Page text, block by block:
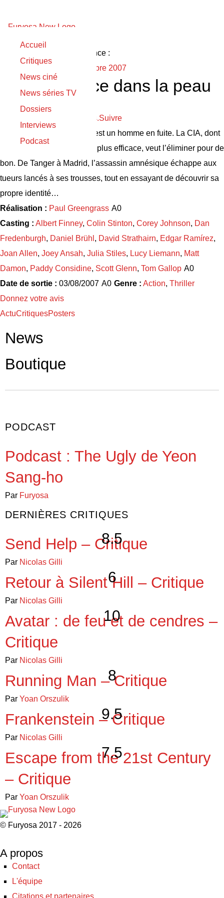
Accueil
Critiques
News ciné
News séries TV
Dossiers
Interviews
Podcast
03/08/2007
Sortie France :
12 septembre 2007
La Vengeance dans la peau
Please login to follow items.Suivre
Jason Bourne est un homme en fuite. La CIA, dont
il a été la machine à tuer la plus efficace, veut l’éliminer pour de
bon. De Tanger à Madrid, l’assassin amnésique échappe aux
tueurs lancés à ses trousses, tout en essayant de découvrir sa
propre identité…
Réalisation : Paul Greengrass
Casting : Albert Finney, Colin Stinton, Corey Johnson, Dan
Fredenburgh, Daniel Brühl , David Strathairn, Edgar Ramírez,
Joan Allen, Joey Ansah, Julia Stiles, Lucy Liemann, Matt
Damon, Paddy Considine, Scott Glenn, Tom Gallop
Date de sortie : 03/08/2007 Genre : Action, Thriller
Donnez votre avis
ActuCritiquesPosters
News
Boutique
PODCAST
Podcast : The Ugly de Yeon
Sang-ho
Par Furyosa
DERNIÈRES CRITIQUES
8.5
Send Help – Critique
Par Nicolas Gilli
6
Retour à Silent Hill – Critique
Par Nicolas Gilli
10
Avatar : de feu et de cendres –
Critique
Par Nicolas Gilli
8
Running Man – Critique
Par Yoan Orszulik
9.5
Frankenstein – Critique
Par Nicolas Gilli
7.5
Escape from the 21st Century
– Critique
Par Yoan Orszulik
© Furyosa 2017 - 2026
A propos
Contact
L'équipe
Citations et partenaires